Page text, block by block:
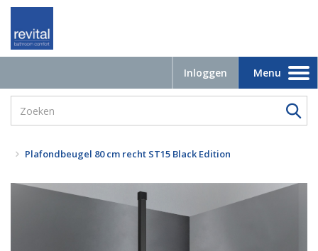
Inloggen
Toggle
navigation
Menu
Plafondbeugel 80 cm recht ST15 Black Edition